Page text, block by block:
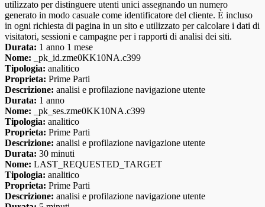
utilizzato per distinguere utenti unici assegnando un numero
generato in modo casuale come identificatore del cliente. È incluso
in ogni richiesta di pagina in un sito e utilizzato per calcolare i dati di
visitatori, sessioni e campagne per i rapporti di analisi dei siti.
Durata: 1 anno 1 mese
Nome: _pk_id.zme0KK10NA.c399
Tipologia: analitico
Proprieta: Prime Parti
Descrizione: analisi e profilazione navigazione utente
Durata: 1 anno
Nome: _pk_ses.zme0KK10NA.c399
Tipologia: analitico
Proprieta: Prime Parti
Descrizione: analisi e profilazione navigazione utente
Durata: 30 minuti
Nome: LAST_REQUESTED_TARGET
Tipologia: analitico
Proprieta: Prime Parti
Descrizione: analisi e profilazione navigazione utente